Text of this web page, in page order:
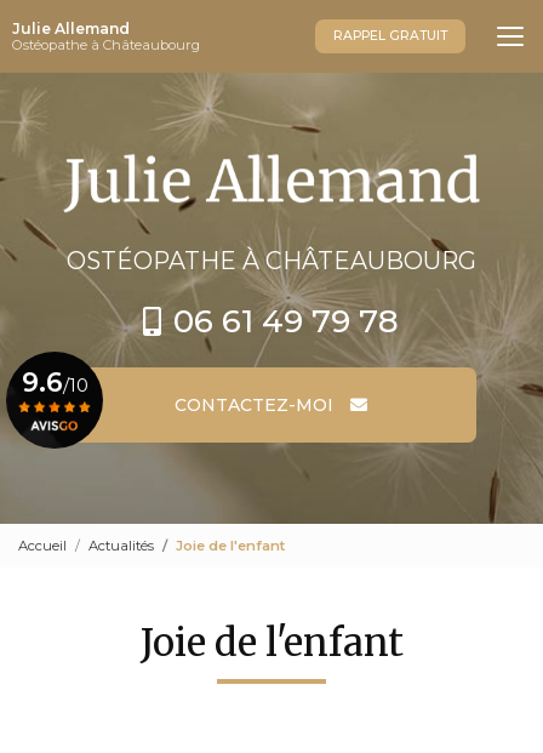
au
contenu
principal
Julie Allemand
Ostéopathe à Châteaubourg RAPPEL GRATUIT
OSTÉOPATHEÀ CHÂTEAUBOURG
06 61 49 79 78
CONTACTEZ-MOI
9.6/10
Accueil Actualités Joie de l'enfant
Joie de l'enfant